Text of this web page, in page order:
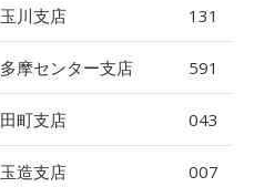
玉川支店 131
多摩センター支店 591
田町支店 043
玉造支店 007